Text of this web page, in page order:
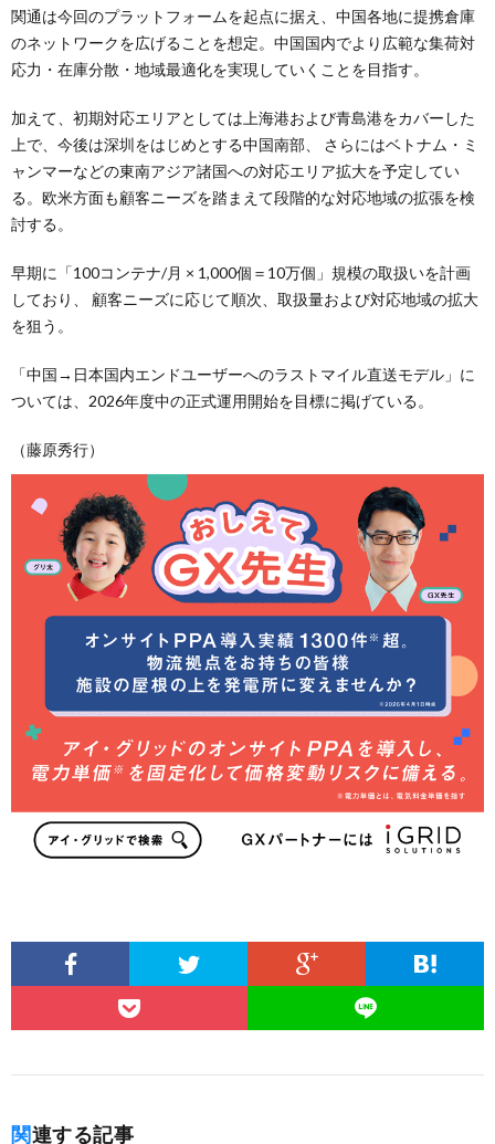
関通は今回のプラットフォームを起点に据え、中国各地に提携倉庫
のネットワークを広げることを想定。中国国内でより広範な集荷対
応力・在庫分散・地域最適化を実現していくことを目指す。
加えて、初期対応エリアとしては上海港および青島港をカバーした
上で、今後は深圳をはじめとする中国南部、 さらにはベトナム・ミ
ャンマーなどの東南アジア諸国への対応エリア拡大を予定してい
る。欧米方面も顧客ニーズを踏まえて段階的な対応地域の拡張を検
討する。
早期に「100コンテナ/月 × 1,000個＝10万個」規模の取扱いを計画
しており、 顧客ニーズに応じて順次、取扱量および対応地域の拡大
を狙う。
「中国→日本国内エンドユーザーへのラストマイル直送モデル」に
ついては、2026年度中の正式運用開始を目標に掲げている。
（藤原秀行）
関連する記事